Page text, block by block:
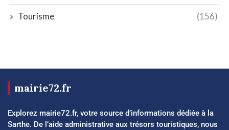
Tourisme (156)
mairie72.fr
Explorez mairie72.fr, votre source d’informations dédiée à la
Sarthe. De l’aide administrative aux trésors touristiques, nous